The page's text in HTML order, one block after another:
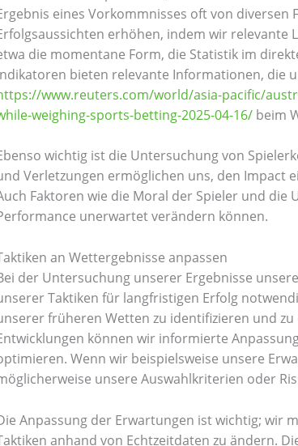
eines Vorkommnisses oft von diversen
erhöhen, indem wir relevante
die momentane Form, die Statistik im
bieten relevante Informationen, die
www.reuters.com/world/asia-pacific/
weighing-sports-betting-2025-04-16/beim
wichtig ist die Untersuchung von
Verletzungen ermöglichen uns, den Impact
Faktoren wie die Moral der Spieler und
unerwartet verändern können.
an Wettergebnisse anpassen
der Untersuchung unserer Ergebnisse
Taktiken für langfristigen Erfolg
früheren Wetten zu identifizieren und
können wir informierte
Wenn wir beispielsweise unsere
unsere Auswahlkriterien oder
Anpassung der Erwartungen ist wichtig; wir
anhand von Echtzeitdaten zu ändern.